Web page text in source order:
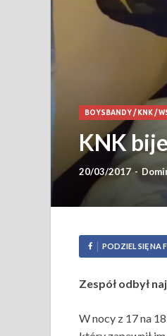
BOYSBANDY/ KNK/
KNK
20/03/2017-
PODZIEL SIĘ NA
Zespół odbył
W nocy z 17 na